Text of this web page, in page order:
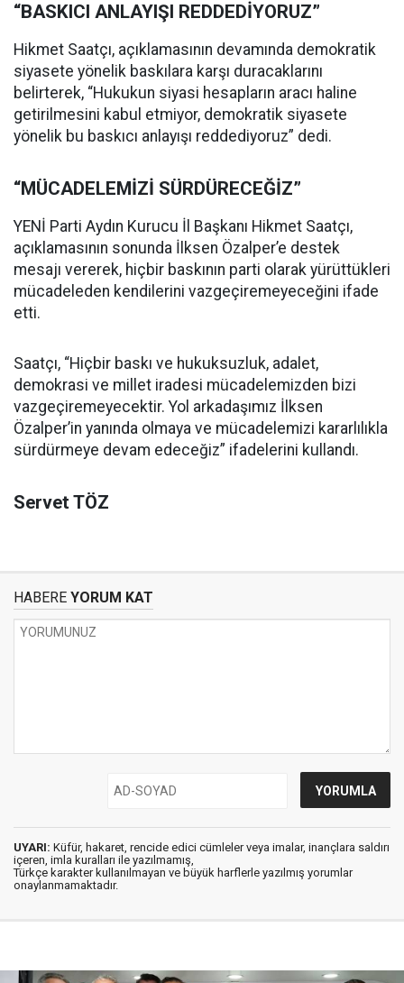
“BASKICI ANLAYIŞI REDDEDİYORUZ”
Hikmet Saatçı, açıklamasının devamında demokratik
siyasete yönelik baskılara karşı duracaklarını
belirterek, “Hukukun siyasi hesapların aracı haline
getirilmesini kabul etmiyor, demokratik siyasete
yönelik bu baskıcı anlayışı reddediyoruz” dedi.
“MÜCADELEMİZİ SÜRDÜRECEĞİZ”
YENİ Parti Aydın Kurucu İl Başkanı Hikmet Saatçı,
açıklamasının sonunda İlksen Özalper’e destek
mesajı vererek, hiçbir baskının parti olarak yürüttükleri
mücadeleden kendilerini vazgeçiremeyeceğini ifade
etti.
Saatçı, “Hiçbir baskı ve hukuksuzluk, adalet,
demokrasi ve millet iradesi mücadelemizden bizi
vazgeçiremeyecektir. Yol arkadaşımız İlksen
Özalper’in yanında olmaya ve mücadelemizi kararlılıkla
sürdürmeye devam edeceğiz” ifadelerini kullandı.
Servet TÖZ
HABERE YORUM KAT
UYARI: Küfür, hakaret, rencide edici cümleler veya imalar, inançlara saldırı
içeren, imla kuralları ile yazılmamış,
Türkçe karakter kullanılmayan ve büyük harflerle yazılmış yorumlar
onaylanmamaktadır.